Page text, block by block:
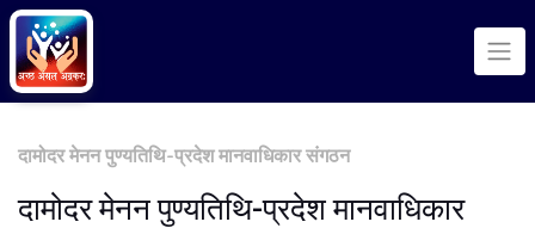
दामोदर मेनन पुण्यतिथि-प्रदेश मानवाधिकार संगठन
दामोदर मेनन पुण्यतिथि-प्रदेश मानवाधिकार